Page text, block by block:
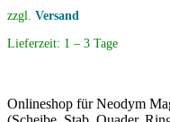
zzgl. Versand
Lieferzeit: 1 – 3 Tage
Onlineshop für Neodym